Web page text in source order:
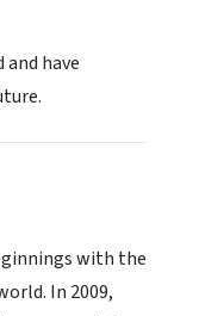
have
with the
In 2009,